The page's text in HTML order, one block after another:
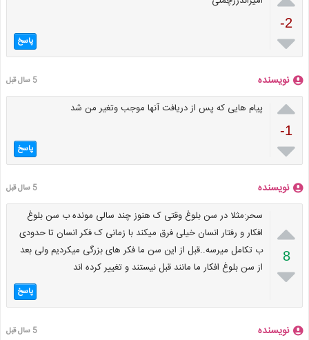
-2
 پاسخ
نویسنده 5 سال قبل

-1

پیام هایی که پس از دریافت آنها موجب وتغیر من شد
پاسخ
نویسنده 5 سال قبل

8

سحر:مثلا در سن بلوغ وقتی ک هنوز چند سالی مونده ب سن بلوغ
افکار و رفتار انسان خیلی فرق میکند با زمانی ک فکر انسان تا حدودی
ب تکامل میرسه..قبل از این سن ما فکر های بزرگی میکردیم ولی بعد
از سن بلوغ افکار ما مانند قبل نیستند و تغییر کرده اند
پاسخ
نویسنده 5 سال قبل